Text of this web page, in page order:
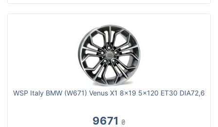
WSP Italy BMW (W671) Venus X1 8x19 5x120 ET30 DIA72,6
9671 ₴